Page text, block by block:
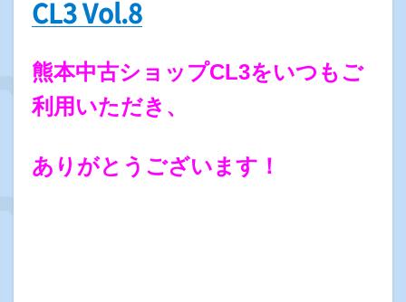
CL3 Vol.8
熊本中古ショップCL3をいつもご
利用いただき、
ありがとうございます！